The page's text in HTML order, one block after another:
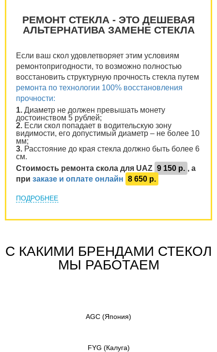
РЕМОНТ СТЕКЛА - ЭТО ДЕШЕВАЯ
АЛЬТЕРНАТИВА ЗАМЕНЕ СТЕКЛА
Если ваш скол удовлетворяет этим условиям
ремонтопригодности, то возможно полностью
восстановить структурную прочность стекла путем
ремонта по технологии 100% восстановления
прочности:
1. Диаметр не должен превышать монету
достоинством 5 рублей;
2. Если скол попадает в водительскую зону
видимости, его допустимый диаметр – не более 10
мм;
3. Расстояние до края стекла должно быть более 6
см.
Стоимость ремонта скола для UAZ 9 150 р. , а
при заказе и оплате онлайн 8 650 р.
ПОДРОБНЕЕ
С КАКИМИ БРЕНДАМИ СТЕКОЛ
МЫ РАБОТАЕМ
AGC (Япония)
FYG (Калуга)